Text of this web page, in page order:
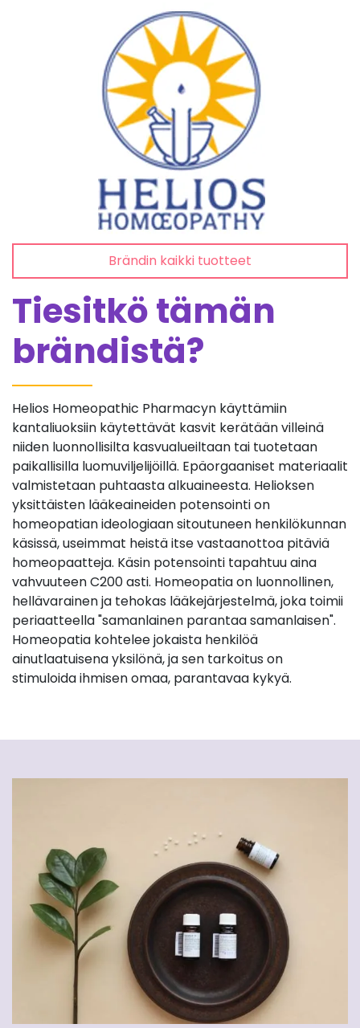
Brändin kaikki tuotteet
Tiesitkö tämän
brändistä?
Helios Homeopathic Pharmacyn käyttämiin
kantaliuoksiin käytettävät kasvit kerätään villeinä
niiden luonnollisilta kasvualueiltaan tai tuotetaan
paikallisilla luomuviljelijöillä. Epäorgaaniset materiaalit
valmistetaan puhtaasta alkuaineesta. Helioksen
yksittäisten lääkeaineiden potensointi on
homeopatian ideologiaan sitoutuneen henkilökunnan
käsissä, useimmat heistä itse vastaanottoa pitäviä
homeopaatteja. Käsin potensointi tapahtuu aina
vahvuuteen C200 asti. Homeopatia on luonnollinen,
hellävarainen ja tehokas lääkejärjestelmä, joka toimii
periaatteella "samanlainen parantaa samanlaisen".
Homeopatia kohtelee jokaista henkilöä
ainutlaatuisena yksilönä, ja sen tarkoitus on
stimuloida ihmisen omaa, parantavaa kykyä.